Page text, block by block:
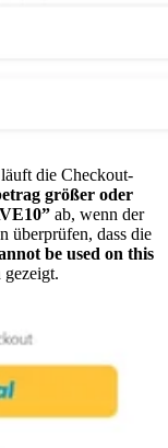
die Checkout-
größer oder
ab, wenn der
überprüfen, dass die
be used on this